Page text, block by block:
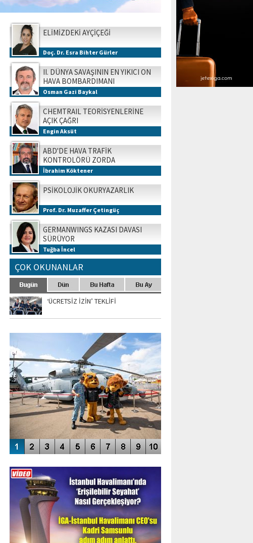
ELİMİZDEKİ AYÇİÇEĞİ
Doç. Dr. Esra Bihter Gürler
II. DÜNYA SAVAŞININ EN YIKICI ON
HAVA BOMBARDIMANI
Osman Gazi Baykal
CHEMTRAIL TEORİSYENLERİNE
AÇIK ÇAĞRI
Engin Aksüt
ABD'DE HAVA TRAFİK
KONTROLÖRÜ ZORDA
İbrahim Köktener
PSİKOLOJİK OKURYAZARLIK
Prof. Dr. Muzaffer Çetingüç
GERMANWINGS KAZASI DAVASI
SÜRÜYOR
Tuğba İncel
ÇOK OKUNANLAR
‘ÜCRETSİZ İZİN’ TEKLİFİ
SİNGAPUR AIRSHOW-2020
ENGELLERİN AŞILDIĞI HAVALİMANI